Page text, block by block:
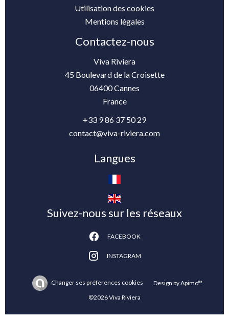
Utilisation des cookies
Mentions légales
Contactez-nous
Viva Riviera
45 Boulevard de la Croisette
06400Cannes
France
+33 9 86 37 50 29
contact@viva-riviera.com
Langues
Suivez-nous sur les réseaux
FACEBOOK
INSTAGRAM
Changer ses préférences cookies Design byApimo™
©2026 Viva Riviera